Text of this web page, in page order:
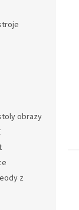
obrazy
z